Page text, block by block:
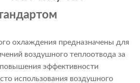
охлаждения предназначены для
воздушного теплоотвода за
повышения эффективности
использования воздушного